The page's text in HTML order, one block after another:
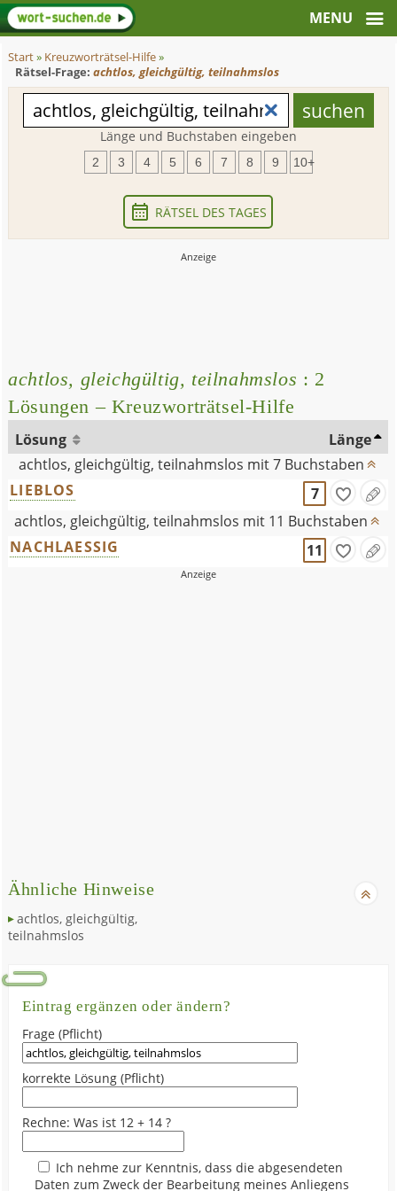
Start» Kreuzworträtsel-Hilfe»
Rätsel-Frage: achtlos, gleichgültig, teilnahmslos
Länge und Buchstaben eingeben
2 3 4 5 6 7 8 9 10+
RÄTSEL DES TAGES
achtlos, gleichgültig, teilnahmslos : 2
Lösungen – Kreuzworträtsel-Hilfe
Lösung
Länge
achtlos, gleichgültig, teilnahmslos mit 7 Buchstaben
LIEBLOS
7
achtlos, gleichgültig, teilnahmslos mit 11 Buchstaben
NACHLAESSIG
11
Ähnliche Hinweise
achtlos, gleichgültig,
teilnahmslos
Eintrag ergänzen oder ändern?
Frage (Pflicht)
korrekte Lösung (Pflicht)
Rechne: Was ist 12 + 14 ?
Ich nehme zur Kenntnis, dass die abgesendeten
Daten zum Zweck der Bearbeitung meines Anliegens